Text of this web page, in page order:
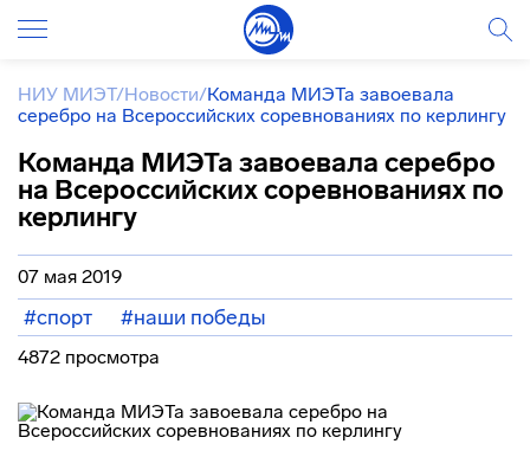
НИУ МИЭТ/Новости/Команда МИЭТа завоевала
серебро на Всероссийских соревнованиях по керлингу
Команда МИЭТа завоевала серебро
на Всероссийских соревнованиях по
керлингу
07 мая 2019
#спорт #наши победы
4872 просмотра